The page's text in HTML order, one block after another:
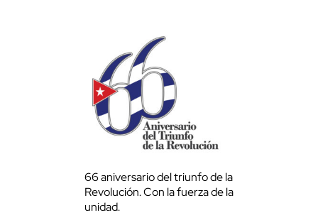
66 aniversario del triunfo de la
Revolución. Con la fuerza de la
unidad.